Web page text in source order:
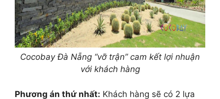
Cocobay Đà Nẵng “vỡ trận” cam kết lợi nhuận
với khách hàng
Phương án thứ nhất: Khách hàng sẽ có 2 lựa